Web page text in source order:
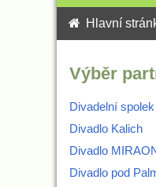
Hlavní
Výběr
Divadelní
Divadlo Kalich
Divadlo
Divadlo pod